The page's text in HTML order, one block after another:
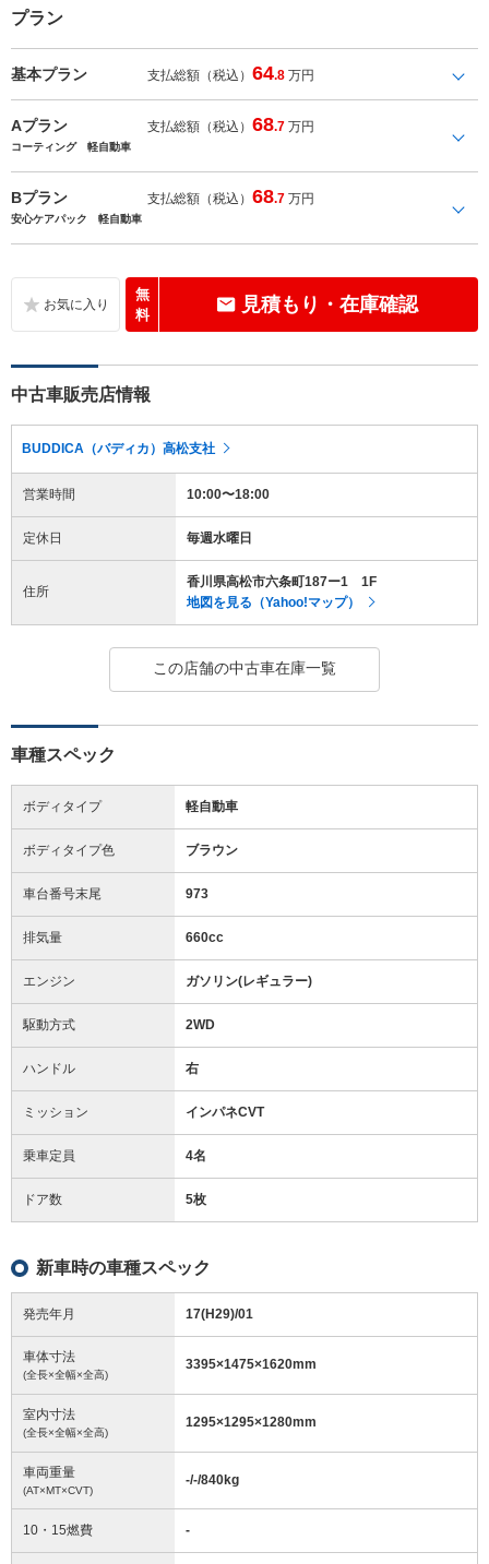
プラン
基本プラン 支払総額（税込）64.8 万円
Aプラン 支払総額（税込）68.7 万円
コーティング 軽自動車
Bプラン 支払総額（税込）68.7 万円
安心ケアパック 軽自動車
無
料
見積もり・在庫確認
中古車販売店情報
BUDDICA（バディカ）高松支社
営業時間 10:00〜18:00
定休日 毎週水曜日
住所
香川県高松市六条町187ー1 1F
地図を見る（Yahoo!マップ）
この店舗の中古車在庫一覧
車種スペック
ボディタイプ 軽自動車
ボディタイプ色 ブラウン
車台番号末尾 973
排気量 660cc
エンジン ガソリン(レギュラー)
駆動方式 2WD
ハンドル 右
ミッション インパネCVT
乗車定員 4名
ドア数 5枚
新車時の車種スペック
発売年月 17(H29)/01
車体寸法
(全長×全幅×全高)
3395×1475×1620mm
室内寸法
(全長×全幅×全高)
1295×1295×1280mm
車両重量
(AT×MT×CVT)
-/-/840kg
10・15燃費 -